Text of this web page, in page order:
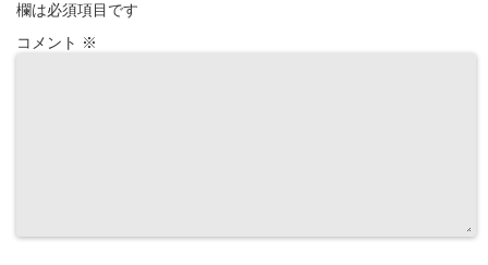
欄は必須項目です
コメント ※